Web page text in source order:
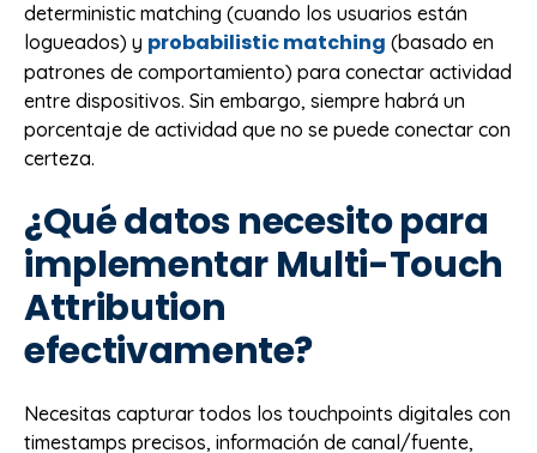
deterministic matching (cuando los usuarios están
logueados) y probabilistic matching (basado en
patrones de comportamiento) para conectar actividad
entre dispositivos. Sin embargo, siempre habrá un
porcentaje de actividad que no se puede conectar con
certeza.
¿Qué datos necesito para
implementar Multi-Touch
Attribution
efectivamente?
Necesitas capturar todos los touchpoints digitales con
timestamps precisos, información de canal/fuente,